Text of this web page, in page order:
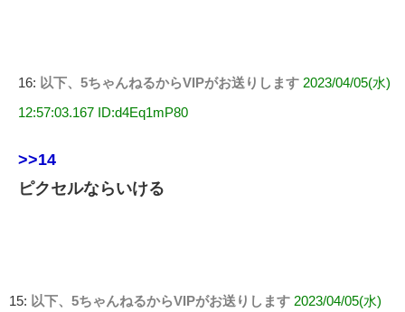
16: 以下、5ちゃんねるからVIPがお送りします 2023/04/05(水)
12:57:03.167 ID:d4Eq1mP80
>>14
ピクセルならいける
15: 以下、5ちゃんねるからVIPがお送りします 2023/04/05(水)